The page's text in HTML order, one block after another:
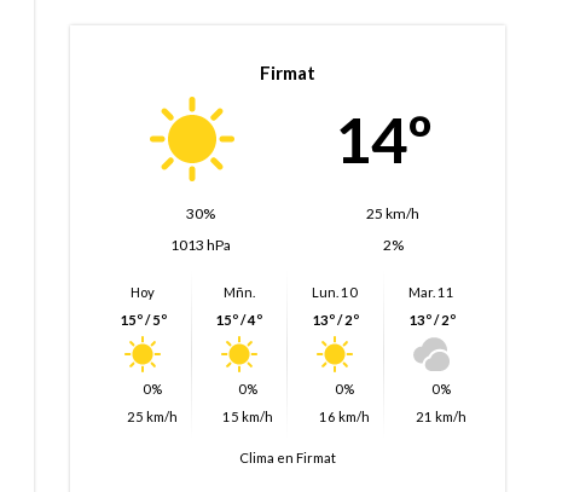
Firmat
14º
30%
25 km/h
1013 hPa
2%
Hoy
15º / 5º
0%
25 km/h
Mñn.
15º / 4º
0%
15 km/h
Lun. 10
13º / 2º
0%
16 km/h
Mar. 11
13º / 2º
0%
21 km/h
Clima en Firmat